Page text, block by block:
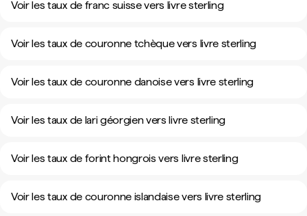
Voir les taux de franc suisse vers livre sterling
Voir les taux de couronne tchèque vers livre sterling
Voir les taux de couronne danoise vers livre sterling
Voir les taux de lari géorgien vers livre sterling
Voir les taux de forint hongrois vers livre sterling
Voir les taux de couronne islandaise vers livre sterling